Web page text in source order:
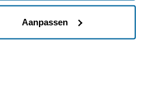
Aanpassen